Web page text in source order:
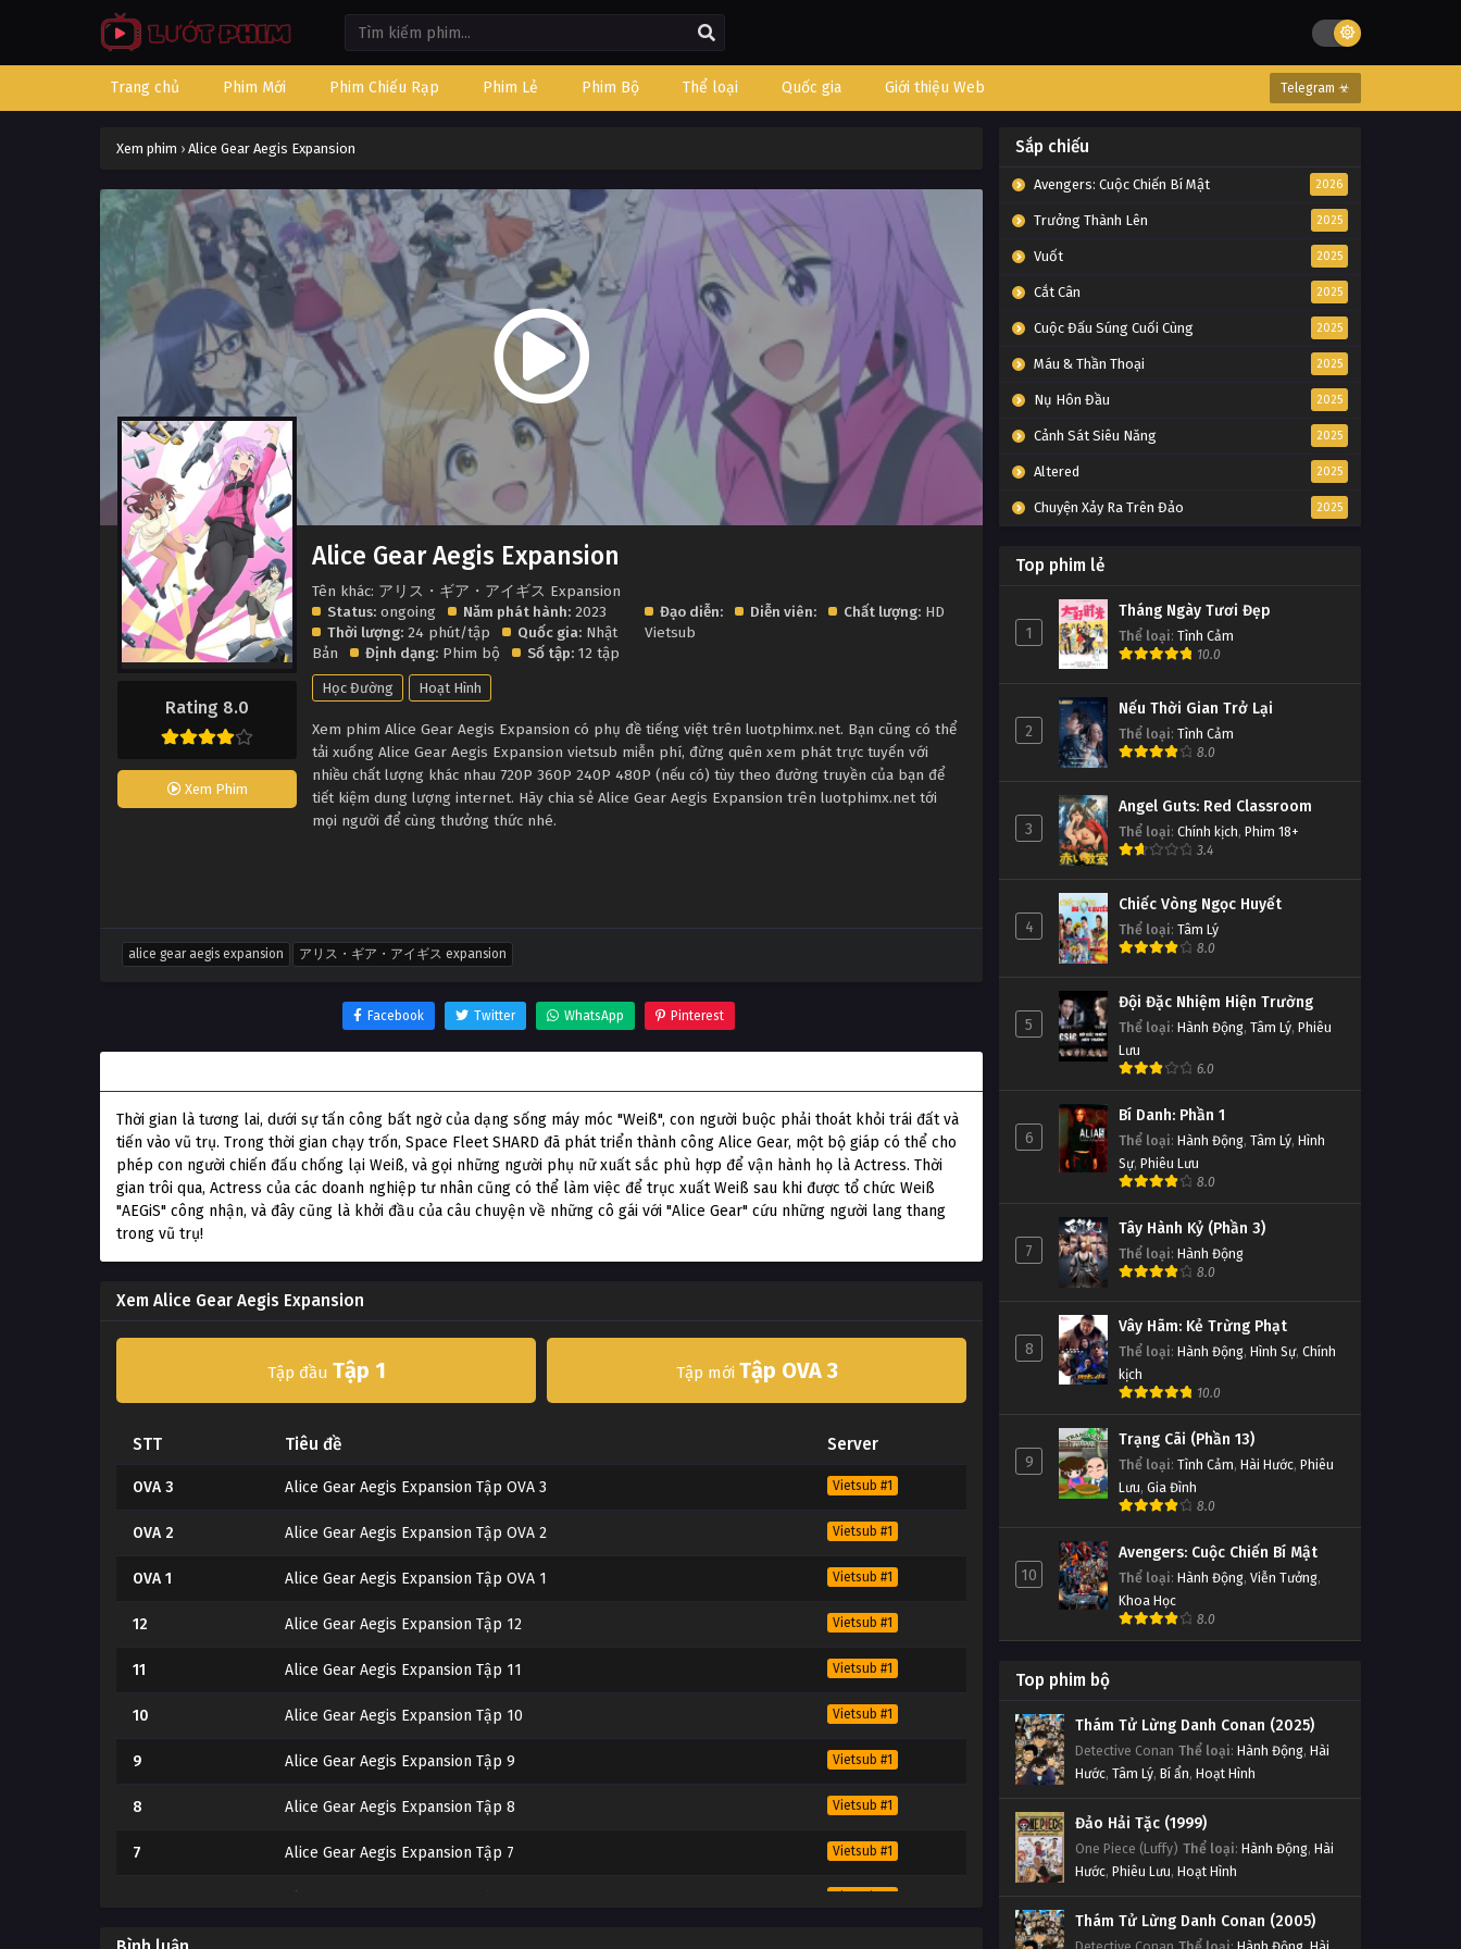
Trang chủ Phim Mới Phim Chiếu Rạp Phim Lẻ Phim Bộ Thể loại Quốc gia Giới thiệu Web Telegram ☣
Xem phim › Alice Gear Aegis Expansion
Rating 8.0
Xem Phim
Alice Gear Aegis Expansion
Tên khác: アリス・ギア・アイギス Expansion
Status: ongoing Năm phát hành: 2023
Thời lượng: 24 phút/tập Quốc gia: Nhật
Bản
Định dạng: Phim bộ Số tập: 12 tập
Đạo diễn: Diễn viên: Chất lượng:HD
Vietsub
Học Đường Hoạt Hình
Xem phim Alice Gear Aegis Expansion có phụ đề tiếng việt trên luotphimx.net. Bạn cũng có thể
tải xuống Alice Gear Aegis Expansion vietsub miễn phí, đừng quên xem phát trực tuyến với
nhiều chất lượng khác nhau 720P 360P 240P 480P (nếu có) tùy theo đường truyền của bạn để
tiết kiệm dung lượng internet. Hãy chia sẻ Alice Gear Aegis Expansion trên luotphimx.net tới
mọi người để cùng thưởng thức nhé.
alice gear aegis expansion アリス・ギア・アイギス expansion
Facebook Twitter WhatsApp Pinterest
Thời gian là tương lai, dưới sự tấn công bất ngờ của dạng sống máy móc "Weiß", con người buộc phải thoát khỏi trái đất và
tiến vào vũ trụ. Trong thời gian chạy trốn, Space Fleet SHARD đã phát triển thành công Alice Gear, một bộ giáp có thể cho
phép con người chiến đấu chống lại Weiß, và gọi những người phụ nữ xuất sắc phù hợp để vận hành họ là Actress. Thời
gian trôi qua, Actress của các doanh nghiệp tư nhân cũng có thể làm việc để trục xuất Weiß sau khi được tổ chức Weiß
"AEGiS" công nhận, và đây cũng là khởi đầu của câu chuyện về những cô gái với "Alice Gear" cứu những người lang thang
trong vũ trụ!
Xem Alice Gear Aegis Expansion
Tập đầu Tập 1 Tập mới Tập OVA 3
STT Tiêu đề Server
OVA 3 Alice Gear Aegis Expansion Tập OVA 3 Vietsub #1
OVA 2 Alice Gear Aegis Expansion Tập OVA 2 Vietsub #1
OVA 1 Alice Gear Aegis Expansion Tập OVA 1 Vietsub #1
12 Alice Gear Aegis Expansion Tập 12 Vietsub #1
11 Alice Gear Aegis Expansion Tập 11 Vietsub #1
10 Alice Gear Aegis Expansion Tập 10 Vietsub #1
9 Alice Gear Aegis Expansion Tập 9 Vietsub #1
8 Alice Gear Aegis Expansion Tập 8 Vietsub #1
7 Alice Gear Aegis Expansion Tập 7 Vietsub #1
Vietsub #1
5
Sắp chiếu
Avengers: Cuộc Chiến Bí Mật 2026
Trưởng Thành Lên 2025
Vuốt 2025
Cắt Cân 2025
Cuộc Đấu Súng Cuối Cùng 2025
Máu & Thần Thoại 2025
Nụ Hôn Đầu 2025
Cảnh Sát Siêu Năng 2025
Altered 2025
Chuyện Xảy Ra Trên Đảo 2025
Top phim lẻ
1
Tháng Ngày Tươi Đẹp
Thể loại: Tình Cảm
10.0
2
Nếu Thời Gian Trở Lại
Thể loại: Tình Cảm
8.0
3
Angel Guts: Red Classroom
Thể loại: Chính kịch, Phim 18+
3.4
4
Chiếc Vòng Ngọc Huyết
Thể loại: Tâm Lý
8.0
5
Đội Đặc Nhiệm Hiện Trường
Thể loại: Hành Động, Tâm Lý, Phiêu
Lưu
6.0
6
Bí Danh: Phần 1
Thể loại: Hành Động, Tâm Lý, Hình
Sự, Phiêu Lưu
8.0
7
Tây Hành Kỷ (Phần 3)
Thể loại: Hành Động
8.0
8
Vây Hãm: Kẻ Trừng Phạt
Thể loại: Hành Động, Hình Sự, Chính
kịch
10.0
9
Trạng Cãi (Phần 13)
Thể loại: Tình Cảm, Hài Hước, Phiêu
Lưu, Gia Đình
8.0
10
Avengers: Cuộc Chiến Bí Mật
Thể loại: Hành Động, Viễn Tưởng,
Khoa Học
8.0
Top phim bộ
Thám Tử Lừng Danh Conan (2025)
Detective Conan Thể loại: Hành Động, Hài
Hước, Tâm Lý, Bí ẩn, Hoạt Hình
Đảo Hải Tặc (1999)
One Piece (Luffy) Thể loại: Hành Động, Hài
Hước, Phiêu Lưu, Hoạt Hình
Thám Tử Lừng Danh Conan (2005)